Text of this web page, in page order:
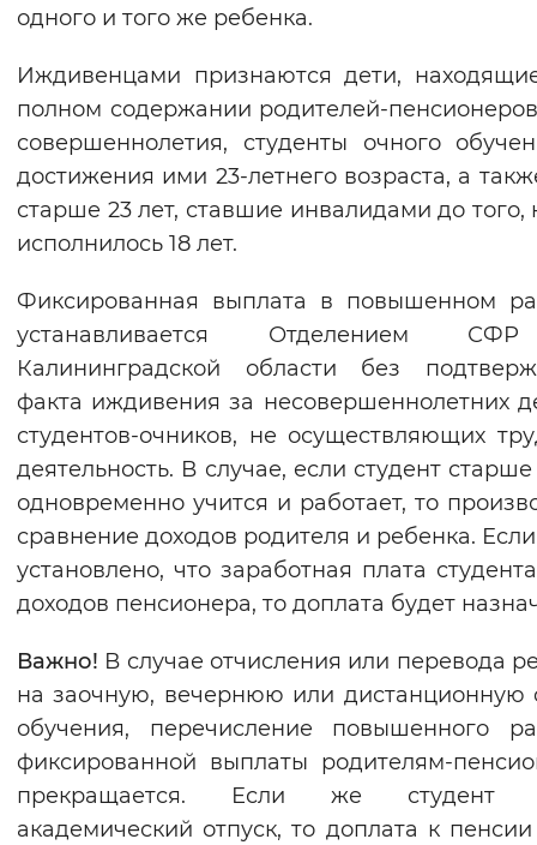
одного и того же ребенка.
Иждивенцами признаются дети,
полном содержании родителей-
совершеннолетия, студенты очного
достижения ими 23-летнего возраста, а
старше 23 лет, ставшие инвалидами до того,
исполнилось 18 лет.
Фиксированная выплата в повышенном
устанавливается Отделением
Калининградской области без
факта иждивения за несовершеннолетних
студентов-очников, не осуществляющих
деятельность. В случае, если студент старше
одновременно учится и работает, то
сравнение доходов родителя и ребенка.
установлено, что заработная плата
доходов пенсионера, то доплата будет
Важно! В случае отчисления или перевода
на заочную, вечернюю или дистанционную
обучения, перечисление повышенного
фиксированной выплаты родителям-
прекращается. Если же студент
академический отпуск, то доплата к